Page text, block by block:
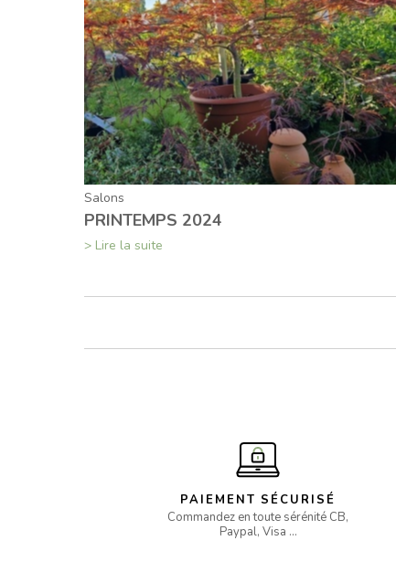
Salons
PRINTEMPS 2024
> Lire la suite
PAIEMENT SÉCURISÉ
Commandez en toute sérénité CB,
Paypal, Visa …